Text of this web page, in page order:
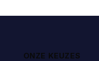
ONZE KEUZES